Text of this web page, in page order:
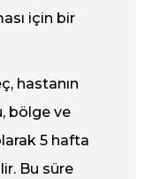
için bir
hastanın
bölge ve
5 hafta
Bu süre